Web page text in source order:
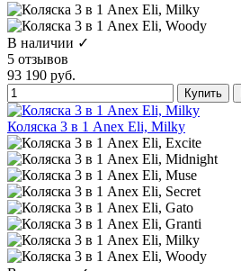
В наличии ✓
5 отзывов
93 190 руб.
Купить
Коляска 3 в 1 Anex Eli, Milky